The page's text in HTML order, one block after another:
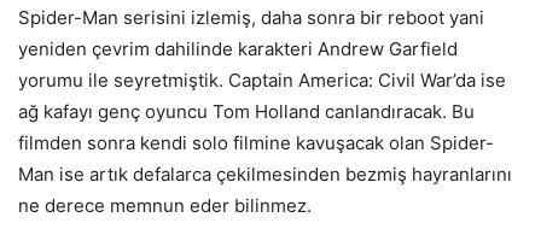
Spider-Man serisini izlemiş, daha sonra bir reboot yani
yeniden çevrim dahilinde karakteri Andrew Garfield
yorumu ile seyretmiştik. Captain America: Civil War’da ise
ağ kafayı genç oyuncu Tom Holland canlandıracak. Bu
filmden sonra kendi solo filmine kavuşacak olan Spider-
Man ise artık defalarca çekilmesinden bezmiş hayranlarını
ne derece memnun eder bilinmez.